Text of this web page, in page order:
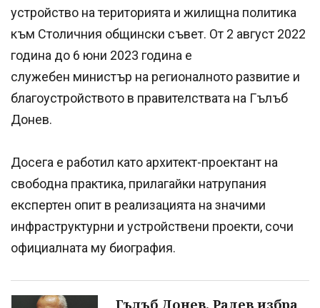
устройство на територията и жилищна политика
към Столичния общински съвет. От 2 август 2022
година до 6 юни 2023 година е
служебен министър на регионалното развитие и
благоустройството в правителствата на Гълъб
Донев.
Досега е работил като архитект-проектант на
свободна практика, прилагайки натрупания
експертен опит в реализацията на значими
инфраструктурни и устройствени проекти, сочи
официалната му биография.